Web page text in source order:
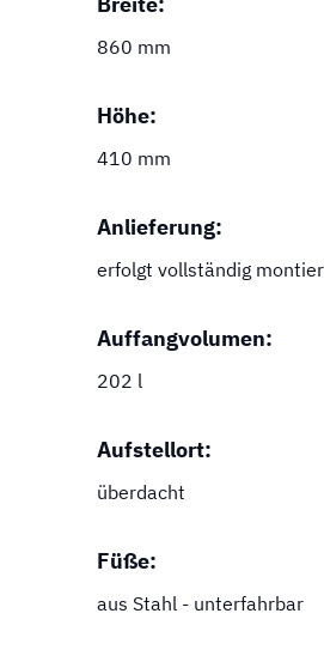
860 mm
Höhe:
410 mm
Anlieferung:
erfolgt vollständig
Auffangvolumen:
202 l
Aufstellort:
überdacht
Füße:
aus Stahl - unterfahrbar